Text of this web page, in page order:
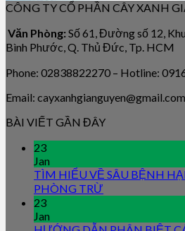
CÔNG TY CỔ PHẦN CÂY XANH
Văn Phòng: Số 61, Đường số 12,
Bình Phước, Q. Thủ Đức, Tp. HCM
Phone: 02838822270 – Hotline:
Email: cayxanhgianguyen@gmail.com
BÀI VIẾT GẦN ĐÂY
23
Jan
TÌM HIỂU VỀ SÂU BỆNH
PHÒNG TRỪ
23
Jan